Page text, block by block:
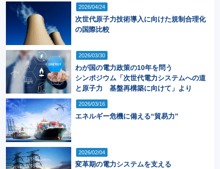
2026/04/24
次世代原子力技術導入に向けた規制合理化
の国際比較
2026/03/30
わが国の電力政策の10年を問う
シンポジウム「次世代電力システムへの道
と原子力 基盤再構築に向けて」より
2026/03/16
エネルギー危機に備える“貿易力”
2026/02/04
変革期の電力システムを支える